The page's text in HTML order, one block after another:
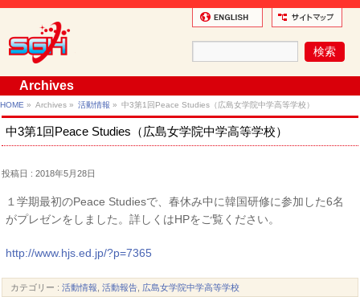
Archives
HOME » Archives » 活動情報 » 中3第1回Peace Studies（広島女学院中学高等学校）
中3第1回Peace Studies（広島女学院中学高等学校）
投稿日 : 2018年5月28日
１学期最初のPeace Studiesで、春休み中に韓国研修に参加した6名
がプレゼンをしました。詳しくはHPをご覧ください。
http://www.hjs.ed.jp/?p=7365
カテゴリー :活動情報 ,活動報告 広島女学院中学高等学校